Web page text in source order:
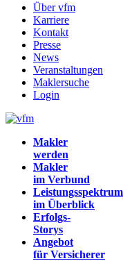
Über vfm
Karriere
Kontakt
Presse
News
Veranstaltungen
Maklersuche
Login
Makler
werden
Makler
im Verbund
Leistungsspektrum
im Überblick
Erfolgs-
Storys
Angebot
für Versicherer